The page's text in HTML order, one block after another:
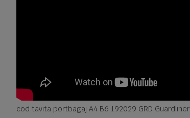
cod tavita portbagaj A4 B6 192029 GRD Guardliner